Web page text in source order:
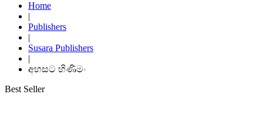
Home
|
Publishers
|
Susara Publishers
|
අහසට හිණිමං
Best Seller